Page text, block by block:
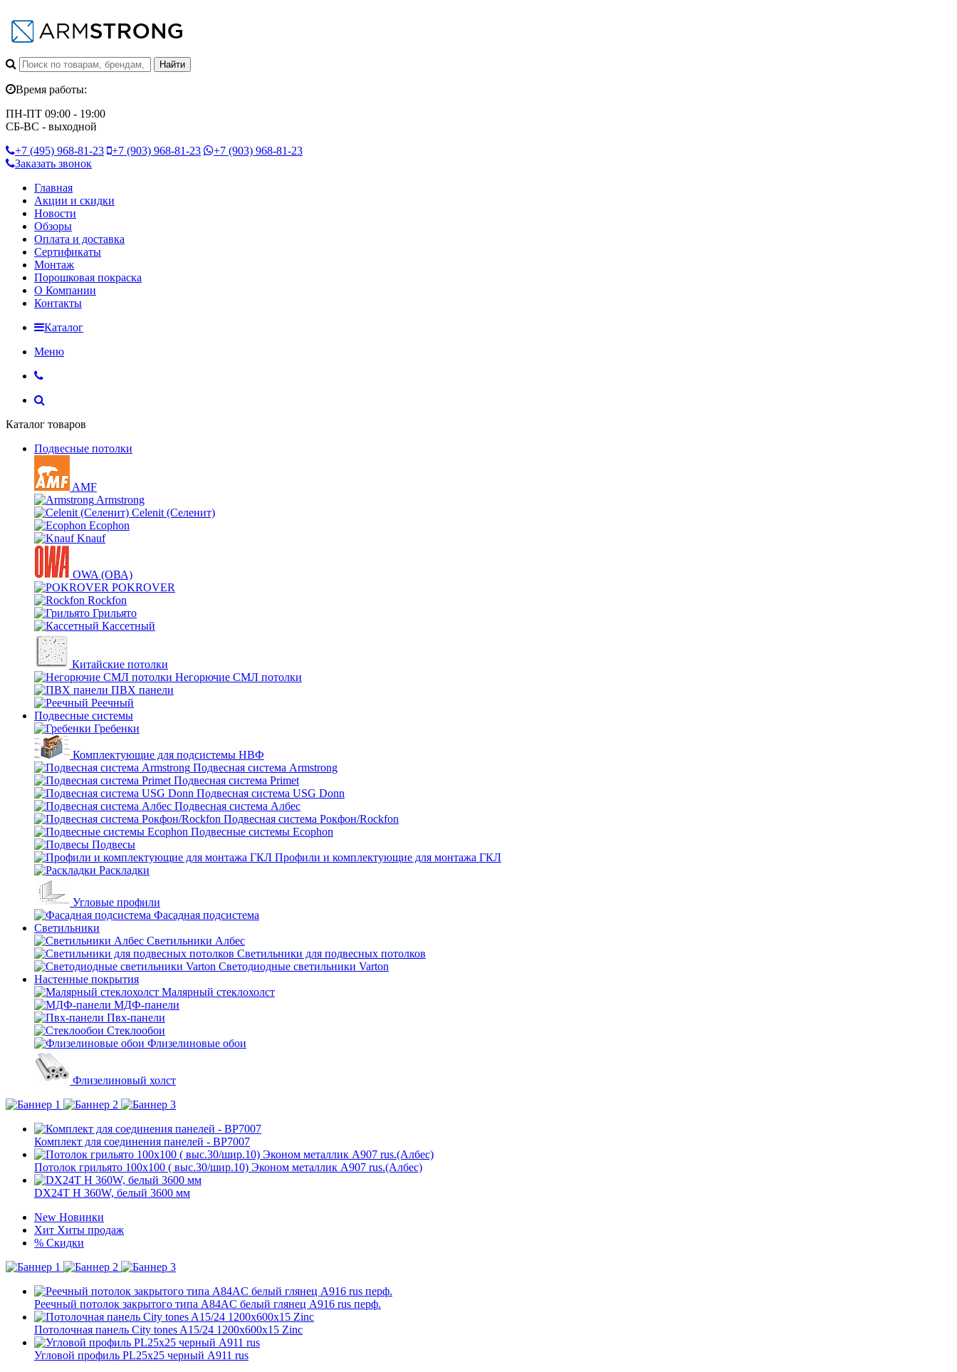
Время работы:
ПН-ПТ 09:00 - 19:00
СБ-ВС - выходной
+7 (495) 968-81-23 +7 (903) 968-81-23 +7 (903) 968-81-23
Заказать звонок
Главная
Акции и скидки
Новости
Обзоры
Оплата и доставка
Сертификаты
Монтаж
Порошковая покраска
О Компании
Контакты
Каталог
Меню
Каталог товаров
Подвесные потолки
AMF
Armstrong
Celenit (Селенит)
Ecophon
Knauf
OWA (ОВА)
POKROVER
Rockfon
Грильято
Кассетный
Китайские потолки
Негорючие СМЛ потолки
ПВХ панели
Реечный
Подвесные системы
Гребенки
Комплектующие для подсистемы НВФ
Подвесная система Armstrong
Подвесная система Primet
Подвесная система USG Donn
Подвесная система Албес
Подвесная система Рокфон/Rockfon
Подвесные системы Ecophon
Подвесы
Профили и комплектующие для монтажа ГКЛ
Раскладки
Угловые профили
Фасадная подсистема
Светильники
Светильники Албес
Светильники для подвесных потолков
Светодиодные светильники Varton
Настенные покрытия
Малярный стеклохолст
МДФ-панели
Пвх-панели
Стеклообои
Флизелиновые обои
Флизелиновый холст
Комплект для соединения панелей - BP7007
Потолок грильято 100х100 ( выс.30/шир.10) Эконом металлик А907 rus.(Албес)
DX24T H 360W, белый 3600 мм
New Новинки
Хит Хиты продаж
% Скидки
Реечный потолок закрытого типа A84AC белый глянец А916 rus перф.
Потолочная панель City tones A15/24 1200x600x15 Zinc
Угловой профиль PL25х25 черный А911 rus